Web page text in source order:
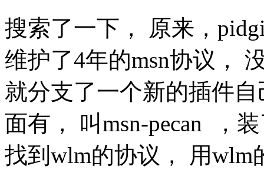
搜索了一下， 原来，
维护了4年的msn协议，
就分支了一个新的插件
面有， 叫msn-pecan ，
找到wlm的协议， 用wlm